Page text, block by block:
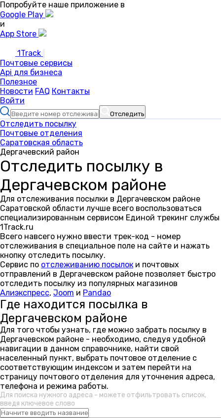
Попробуйте наше приложение в
Google Play
и
App Store
1Track
Почтовые сервисы
Api для бизнеса
Полезное
Новости FAQ Контакты
Войти
Отследить
Отследить посылку
Почтовые отделения
Саратовская область
Дергачевский район
Отследить посылку в
Дергачевском районе
Для отслеживания посылки в Дергачевском районе
Саратовской области лучше всего воспользоваться
специализированным сервисом Единой трекинг службы
1Track.ru
Всего навсего нужно ввести трек-код - номер
отслеживания в специальное поле на сайте и нажать
кнопку отследить посылку.
Сервис по отслеживанию посылок и почтовых
отправлений в Дергачевском районе позволяет быстро
отследить посылку из популярных магазинов
Алиэкспресс, Joom и Pandao
Где находится посылка в
Дергачевском районе
Для того чтобы узнать, где можно забрать посылку в
Дергачевском районе - необходимо, следуя удобной
навигации в данном справочнике, найти свой
населенный пункт, выбрать почтовое отделение с
соответствующим индексом и затем перейти на
страницу почтового отделения для уточнения адреса,
телефона и режима работы.
Для поиска нужного адреса - можете отфильтровать список,
введя ключевое слово